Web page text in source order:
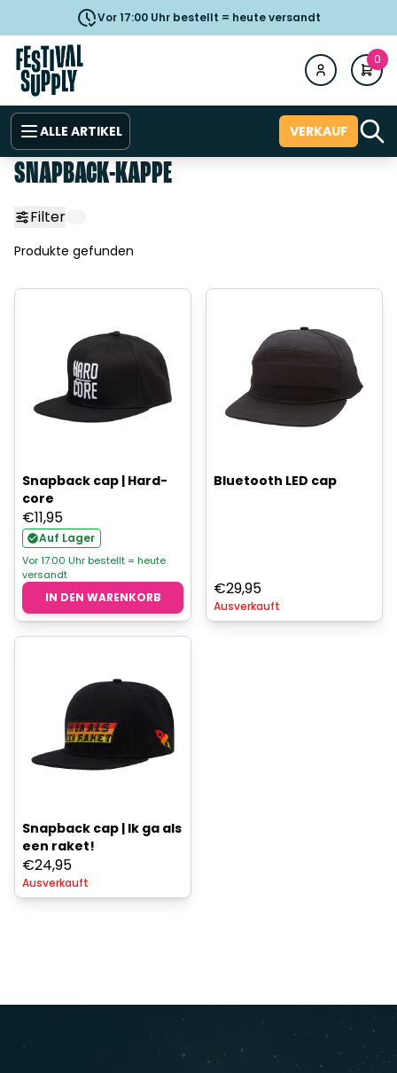
Vor 17:00 Uhr bestellt = heute versandt
0
ALLE ARTIKEL VERKAUF
SNAPBACK-KAPPE
Filter
Produkte gefunden
Snapback cap | Hard-
core
€11,95
Auf Lager
Vor 17:00 Uhr bestellt = heute
versandt
IN DEN WARENKORB
Bluetooth LED cap
€29,95
Ausverkauft
Snapback cap | Ik ga als
een raket!
€24,95
Ausverkauft